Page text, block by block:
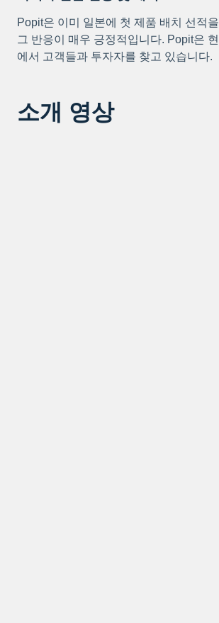
Popit은 이미 일본에 첫 제품 배치 선적
그 반응이 매우 긍정적입니다. Popit은
에서 고객들과 투자자를 찾고 있습니다.
소개 영상